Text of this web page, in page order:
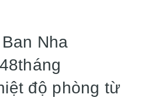
Nha
48tháng
độ phòng từ